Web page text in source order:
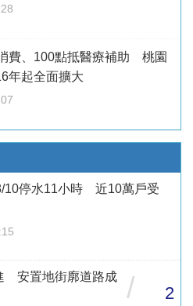
費、100點抵醫療補助 桃園
年起全面擴大
10停水11小時 近10萬戶受
安置地街廓道路成
/ 2